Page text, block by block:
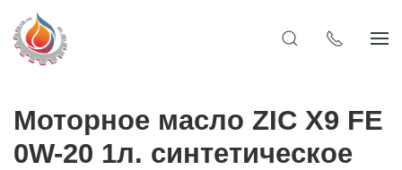
Моторное масло ZIC X9 FE
0W-20 1л. синтетическое